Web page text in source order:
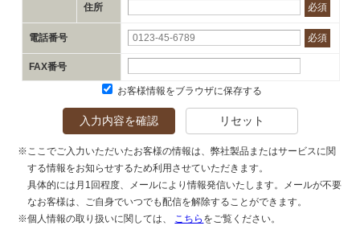
住所 必須
電話番号 必須
FAX番号
お客様情報をブラウザに保存する
入力内容を確認 リセット
※ここでご入力いただいたお客様の情報は、弊社製品またはサービスに関
する情報をお知らせするため利用させていただきます。
具体的には月1回程度、メールにより情報発信いたします。メールが不要
なお客様は、ご自身でいつでも配信を解除することができます。
※個人情報の取り扱いに関しては、 こちら をご覧ください。